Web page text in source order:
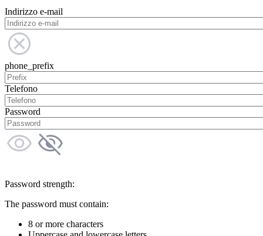
Indirizzo e-mail
phone_prefix
Telefono
Password
Password strength:
The password must contain:
8 or more characters